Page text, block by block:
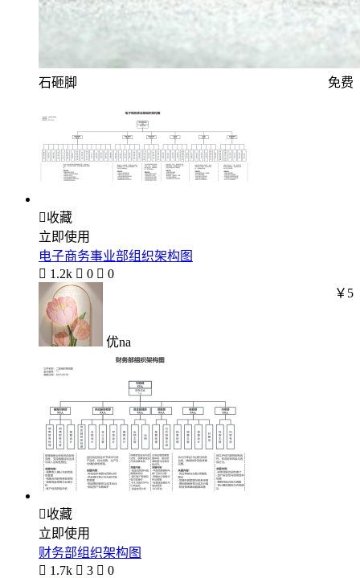
石砸脚 免费
收藏
立即使用
电子商务事业部组织架构图
 1.2k  0  0
优na
￥5
收藏
立即使用
财务部组织架构图
 1.7k  3  0